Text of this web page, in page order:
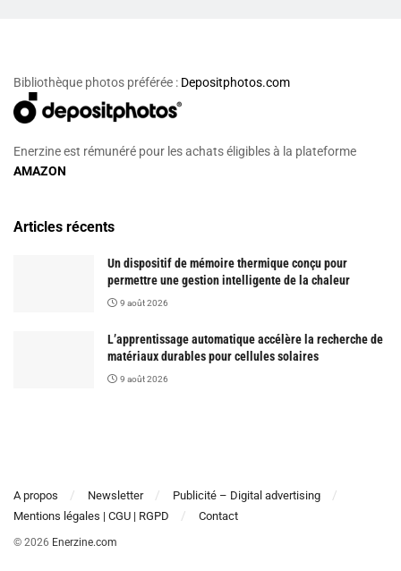
Bibliothèque photos préférée : Depositphotos.com
Enerzine est rémunéré pour les achats éligibles à la plateforme
AMAZON
Articles récents
Un dispositif de mémoire thermique conçu pour
permettre une gestion intelligente de la chaleur
9 août 2026
L’apprentissage automatique accélère la recherche de
matériaux durables pour cellules solaires
9 août 2026
A propos Newsletter
Publicité – Digital advertising
Mentions légales | CGU | RGPD
Contact
© 2026 Enerzine.com